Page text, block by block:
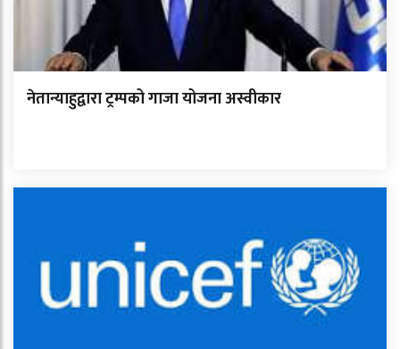
नेतान्याहुद्वारा ट्रम्पको गाजा योजना अस्वीकार